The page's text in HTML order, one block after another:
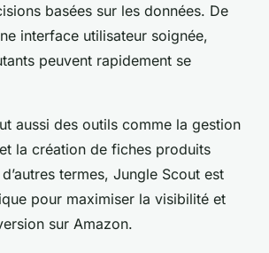
basées sur les données. De
interface utilisateur soignée,
peuvent rapidement se
aussi des outils comme la gestion
la création de fiches produits
termes, Jungle Scout est
pour maximiser la visibilité et
sur Amazon.